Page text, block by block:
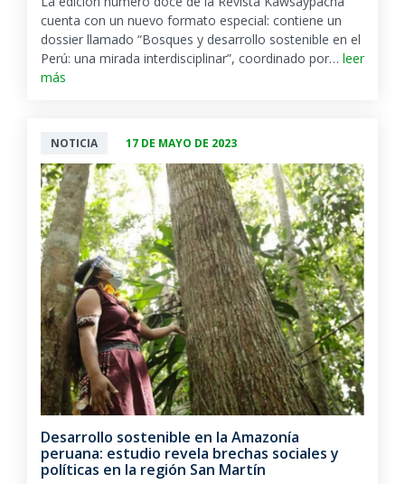
cuenta con un nuevo formato especial: contiene un
dossier llamado “Bosques y desarrollo sostenible en el
Perú: una mirada interdisciplinar”, coordinado por… leer
más
NOTICIA 17 DE MAYO DE 2023
Desarrollo sostenible en la Amazonía
peruana: estudio revela brechas sociales y
políticas en la región San Martín